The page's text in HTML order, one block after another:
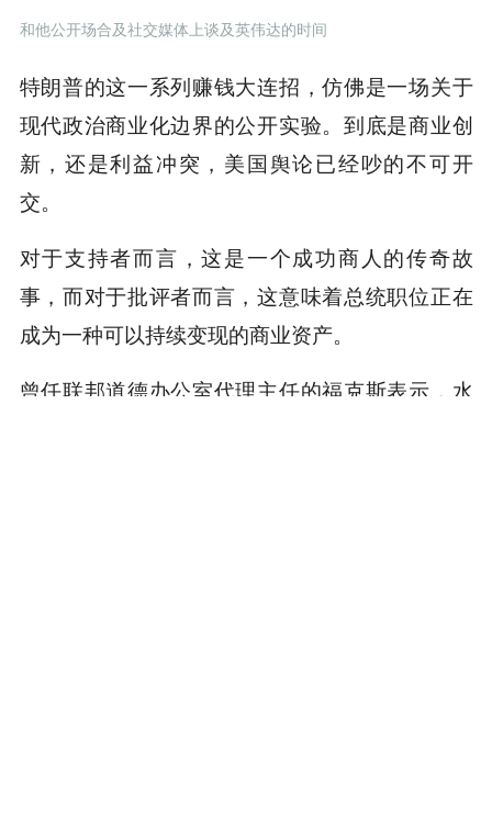
和他公开场合及社交媒体上谈及英伟达的时间
特朗普的这一系列赚钱大连招，仿佛是一场关于
现代政治商业化边界的公开实验。到底是商业创
新，还是利益冲突，美国舆论已经吵的不可开
交。
对于支持者而言，这是一个成功商人的传奇故
事，而对于批评者而言，这意味着总统职位正在
成为一种可以持续变现的商业资产。
曾任联邦道德办公室代理主任的福克斯表示，水